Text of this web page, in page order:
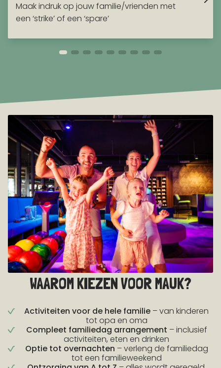
Maak indruk op jouw familie/vrienden met
een ‘strike’ of een ‘spare’
WAAROM KIEZEN VOOR MAUK?
Activiteiten voor de hele familie – van kinderen
tot opa en oma
Compleet familiedag arrangement – inclusief
activiteiten, eten en drinken
Optie tot overnachten – verleng de familiedag
tot een familieweekend